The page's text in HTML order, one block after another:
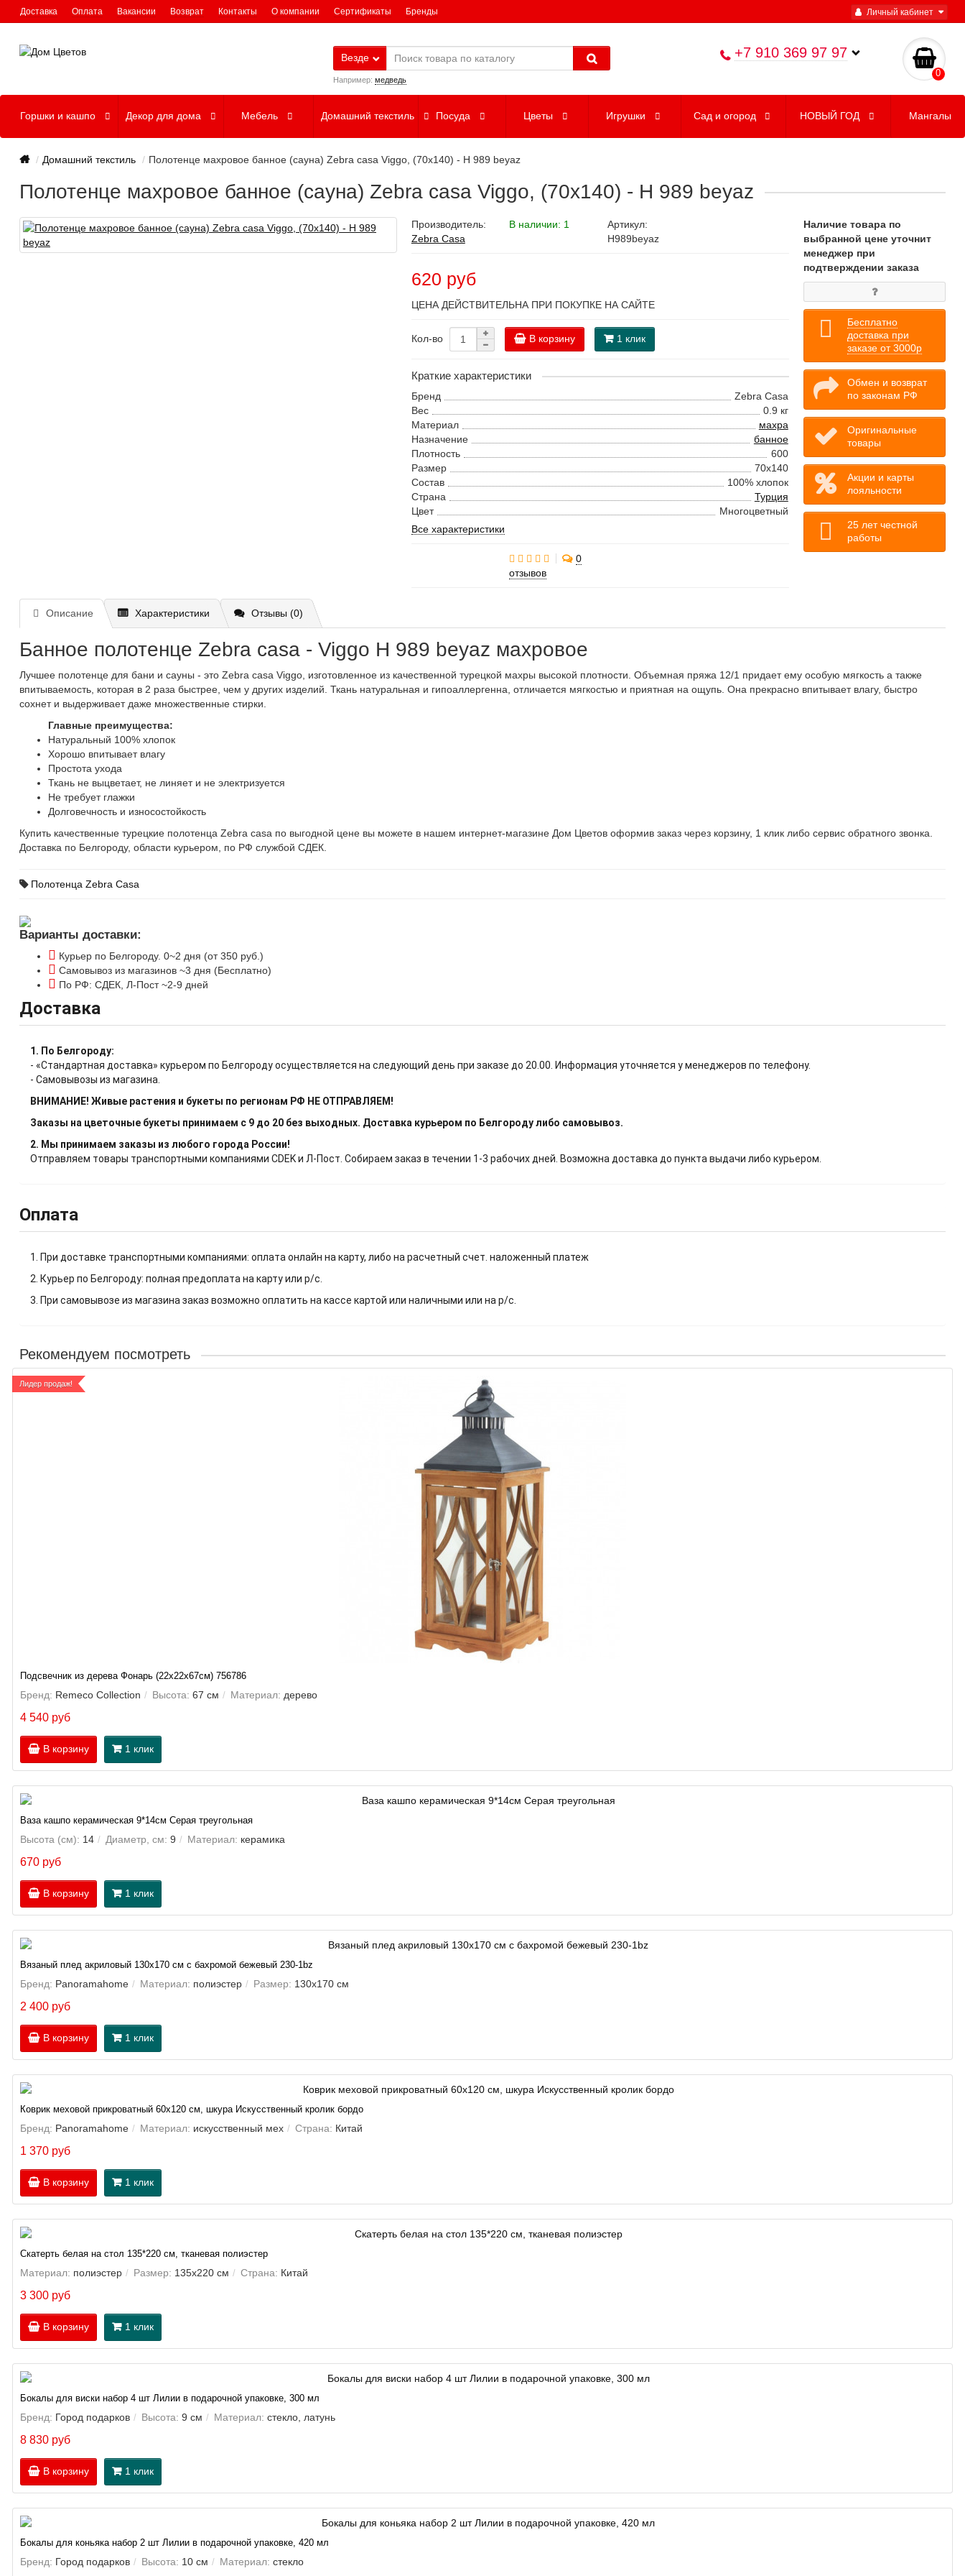
Личный кабинет
Доставка Оплата Вакансии Возврат Контакты О компании Сертификаты Бренды
+7 910 369 97 97
0
Везде
Например: медведь
Горшки и кашпо Декор для дома Мебель Домашний текстиль Посуда Цветы Игрушки Сад и огород НОВЫЙ ГОД Мангалы
Домашний текстиль Полотенце махровое банное (сауна) Zebra casa Viggo, (70x140) - H 989 beyaz
Полотенце махровое банное (сауна) Zebra casa Viggo, (70x140) - H 989 beyaz
Производитель:
Zebra Casa
В наличии: 1
Артикул:
H989beyaz
620 руб
ЦЕНА ДЕЙСТВИТЕЛЬНА ПРИ ПОКУПКЕ НА САЙТЕ
Кол-во В корзину 1 клик
Краткие характеристики
Бренд
Zebra Casa
Вес
0.9 кг
Материал
махра
Назначение
банное
Плотность
600
Размер
70х140
Состав
100% хлопок
Страна
Турция
Цвет
Многоцветный
Все характеристики
0
отзывов
Наличие товара по
выбранной цене уточнит
менеджер при
подтверждении заказа
Бесплатно
доставка при
заказе от 3000р
Обмен и возврат
по законам РФ
Оригинальные
товары
Акции и карты
лояльности
25 лет честной
работы
Описание Характеристики Отзывы (0)
Банное полотенце Zebra casa - Viggo H 989 beyaz махровое
Лучшее полотенце для бани и сауны - это Zebra casa Viggo, изготовленное из качественной турецкой махры высокой плотности. Объемная пряжа 12/1 придает ему особую мягкость а также
впитываемость, которая в 2 раза быстрее, чем у других изделий. Ткань натуральная и гипоаллергенна, отличается мягкостью и приятная на ощупь. Она прекрасно впитывает влагу, быстро
сохнет и выдерживает даже множественные стирки.
Главные преимущества:
Натуральный 100% хлопок
Хорошо впитывает влагу
Простота ухода
Ткань не выцветает, не линяет и не электризуется
Не требует глажки
Долговечность и износостойкость
Купить качественные турецкие полотенца Zebra casa по выгодной цене вы можете в нашем интернет-магазине Дом Цветов оформив заказ через корзину, 1 клик либо сервис обратного звонка.
Доставка по Белгороду, области курьером, по РФ службой СДЕК.
Полотенца Zebra Casa
Варианты доставки:
Курьер по Белгороду. 0~2 дня (от 350 руб.)
Самовывоз из магазинов ~3 дня (Бесплатно)
По РФ: СДЕК, Л-Пост ~2-9 дней
Доставка
1. По Белгороду:
- «Стандартная доставка» курьером по Белгороду осуществляется на следующий день при заказе до 20.00. Информация уточняется у менеджеров по телефону.
- Самовывозы из магазина.
ВНИМАНИЕ! Живые растения и букеты по регионам РФ НЕ ОТПРАВЛЯЕМ!
Заказы на цветочные букеты принимаем с 9 до 20 без выходных. Доставка курьером по Белгороду либо самовывоз.
2. Мы принимаем заказы из любого города России!
Отправляем товары транспортными компаниями CDEK и Л-Пост. Собираем заказ в течении 1-3 рабочих дней. Возможна доставка до пункта выдачи либо курьером.
Оплата
1. При доставке транспортными компаниями: оплата онлайн на карту, либо на расчетный счет. наложенный платеж
2. Курьер по Белгороду: полная предоплата на карту или р/с.
3. При самовывозе из магазина заказ возможно оплатить на кассе картой или наличными или на р/с.
Рекомендуем посмотреть
Лидер продаж!
Подсвечник из дерева Фонарь (22х22х67см) 756786
Бренд: Remeco Collection Высота: 67 см Материал: дерево
4 540 руб
В корзину 1 клик
Ваза кашпо керамическая 9*14см Серая треугольная
Высота (см): 14 Диаметр, см: 9 Материал: керамика
670 руб
В корзину 1 клик
Вязаный плед акриловый 130х170 см с бахромой бежевый 230-1bz
Бренд: Panoramahome Материал: полиэстер Размер: 130х170 см
2 400 руб
В корзину 1 клик
Коврик меховой прикроватный 60х120 см, шкура Искусственный кролик бордо
Бренд: Panoramahome Материал: искусственный мех Страна: Китай
1 370 руб
В корзину 1 клик
Скатерть белая на стол 135*220 см, тканевая полиэстер
Материал: полиэстер Размер: 135х220 см Страна: Китай
3 300 руб
В корзину 1 клик
Бокалы для виски набор 4 шт Лилии в подарочной упаковке, 300 мл
Бренд: Город подарков Высота: 9 см Материал: стекло, латунь
8 830 руб
В корзину 1 клик
Бокалы для коньяка набор 2 шт Лилии в подарочной упаковке, 420 мл
Бренд: Город подарков Высота: 10 см Материал: стекло